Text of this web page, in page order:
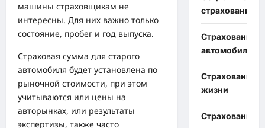
машины страховщикам не
интересны. Для них важно только
состояние, пробег и год выпуска.
Страховая сумма для старого
автомобиля будет установлена по
рыночной стоимости, при этом
учитываются или цены на
авторынках, или результаты
экспертизы, также часто
страхование
Страхование
автомобиля
Страхование
жизни
Страхование